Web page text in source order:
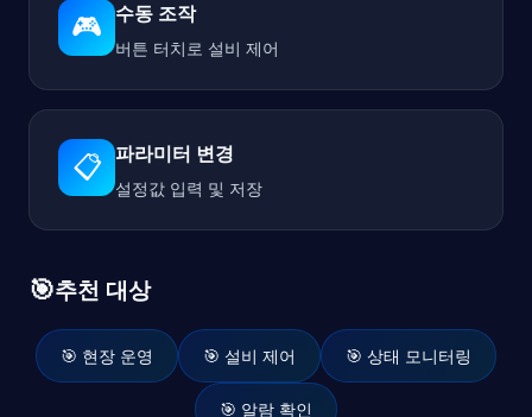
🎮 수동 조작
버튼 터치로 설비 제어
📋 파라미터 변경
설정값 입력 및 저장
🎯추천 대상
🎯 현장 운영 🎯 설비 제어 🎯 상태 모니터링
🎯 알람 확인